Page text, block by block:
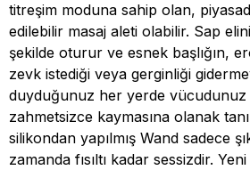
titreşim moduna sahip olan,
edilebilir masaj aleti olabilir. Sap
şekilde oturur ve esnek başlığın,
zevk istediği veya gerginliği
duyduğunuz her yerde vücudunuz
zahmetsizce kaymasına olanak
silikondan yapılmış Wand sadece
zamanda fısıltı kadar sessizdir.